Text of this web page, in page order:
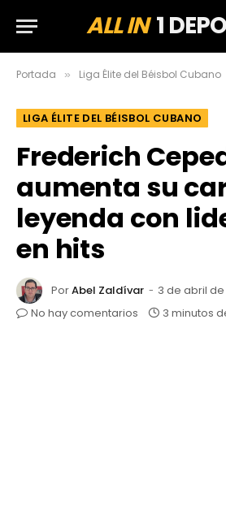
ALL IN1
Portada » Liga Élite del Béisbol Cubano
LIGA ÉLITE DEL BÉISBOL CUBANO
Frederich
aumenta su
leyenda con
en hits
PorAbel Zaldívar
3 de abril de
No hay comentarios
3 minutos